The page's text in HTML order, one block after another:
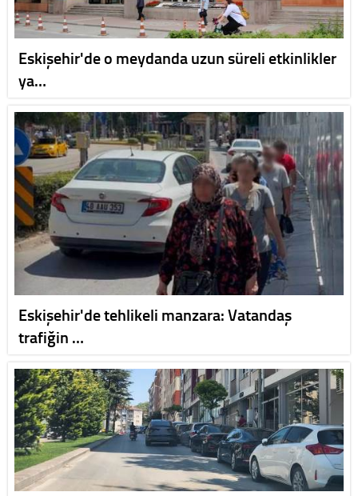
Eskişehir'de o meydanda uzun süreli etkinlikler
ya…
Eskişehir'de tehlikeli manzara: Vatandaş
trafiğin …